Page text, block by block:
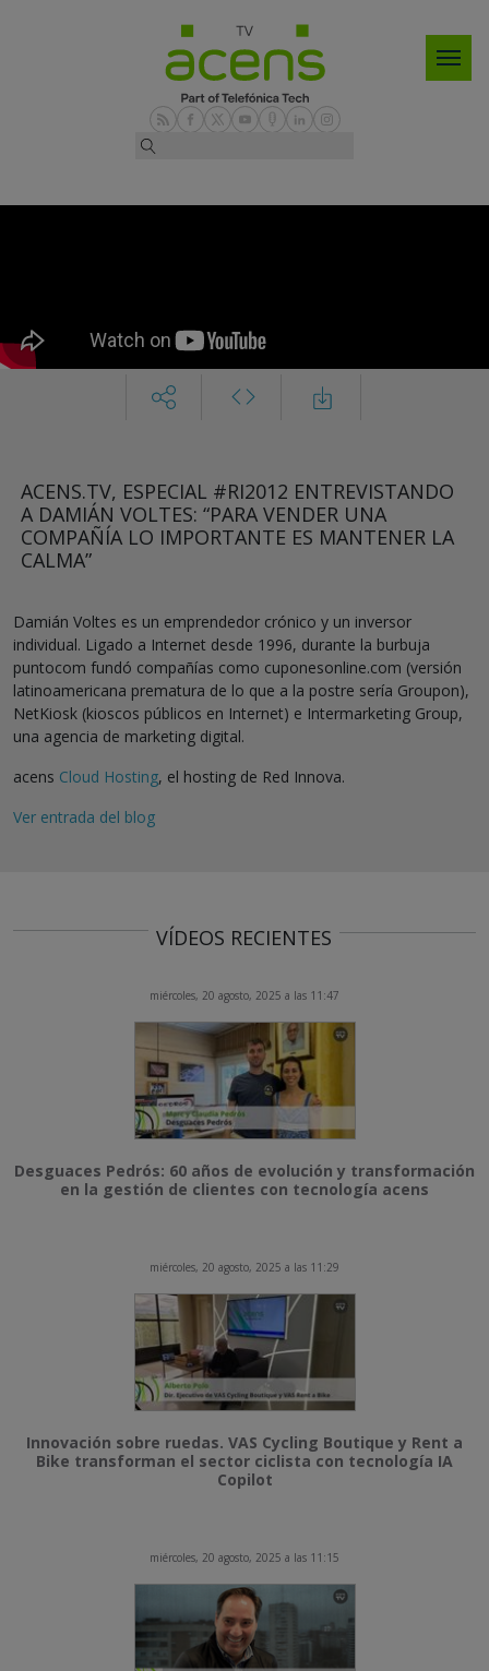
ACENS.TV, ESPECIAL #RI2012 ENTREVISTANDO
A DAMIÁN VOLTES: “PARA VENDER UNA
COMPAÑÍA LO IMPORTANTE ES MANTENER LA
CALMA”
Damián Voltes es un emprendedor crónico y un inversor
individual. Ligado a Internet desde 1996, durante la burbuja
puntocom fundó compañías como cuponesonline.com (versión
latinoamericana prematura de lo que a la postre sería Groupon),
NetKiosk (kioscos públicos en Internet) e Intermarketing Group,
una agencia de marketing digital.
acens Cloud Hosting, el hosting de Red Innova.
Ver entrada del blog
VÍDEOS RECIENTES
miércoles, 20 agosto, 2025 a las 11:47
Desguaces Pedrós: 60 años de evolución y transformación
en la gestión de clientes con tecnología acens
miércoles, 20 agosto, 2025 a las 11:29
Innovación sobre ruedas. VAS Cycling Boutique y Rent a
Bike transforman el sector ciclista con tecnología IA
Copilot
miércoles, 20 agosto, 2025 a las 11:15